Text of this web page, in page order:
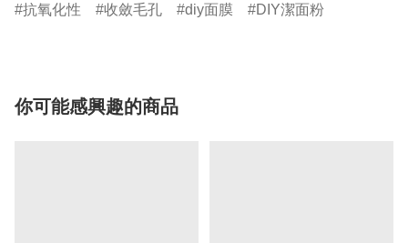
抗氧化性
收斂毛孔 diy面膜 DIY潔面粉
你可能感興趣的商品